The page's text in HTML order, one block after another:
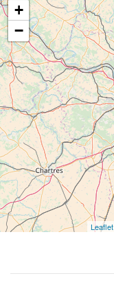
+
−
Leaflet